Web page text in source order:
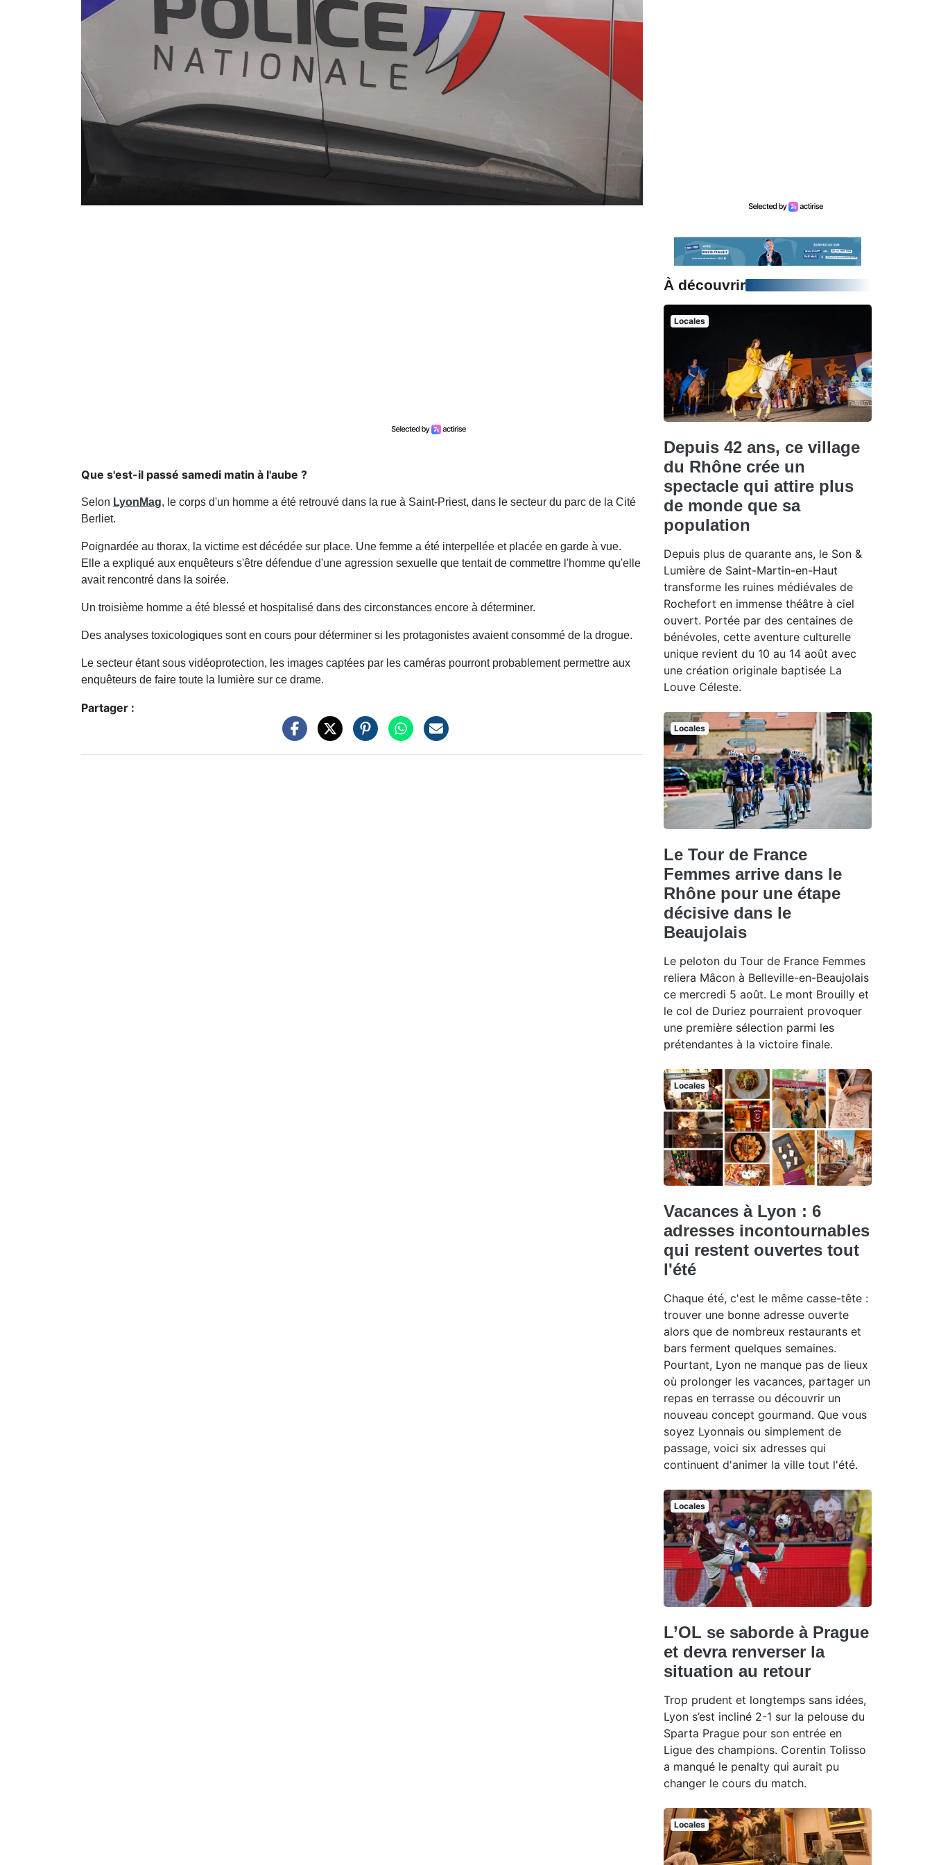
Que s'est-il passé samedi matin à l'aube ?
Selon LyonMag, le corps d'un homme a été retrouvé dans la rue à Saint-Priest, dans le secteur du parc de la Cité
Berliet.
Poignardée au thorax, la victime est décédée sur place. Une femme a été interpellée et placée en garde à vue.
Elle a expliqué aux enquêteurs s'être défendue d'une agression sexuelle que tentait de commettre l'homme qu'elle
avait rencontré dans la soirée.
Un troisième homme a été blessé et hospitalisé dans des circonstances encore à déterminer.
Des analyses toxicologiques sont en cours pour déterminer si les protagonistes avaient consommé de la drogue.
Le secteur étant sous vidéoprotection, les images captées par les caméras pourront probablement permettre aux
enquêteurs de faire toute la lumière sur ce drame.
Partager :
À découvrir
Locales
Depuis 42 ans, ce village
du Rhône crée un
spectacle qui attire plus
de monde que sa
population
Depuis plus de quarante ans, le Son &
Lumière de Saint-Martin-en-Haut
transforme les ruines médiévales de
Rochefort en immense théâtre à ciel
ouvert. Portée par des centaines de
bénévoles, cette aventure culturelle
unique revient du 10 au 14 août avec
une création originale baptisée La
Louve Céleste.
Locales
Le Tour de France
Femmes arrive dans le
Rhône pour une étape
décisive dans le
Beaujolais
Le peloton du Tour de France Femmes
reliera Mâcon à Belleville-en-Beaujolais
ce mercredi 5 août. Le mont Brouilly et
le col de Duriez pourraient provoquer
une première sélection parmi les
prétendantes à la victoire finale.
Locales
Vacances à Lyon : 6
adresses incontournables
qui restent ouvertes tout
l'été
Chaque été, c'est le même casse-tête :
trouver une bonne adresse ouverte
alors que de nombreux restaurants et
bars ferment quelques semaines.
Pourtant, Lyon ne manque pas de lieux
où prolonger les vacances, partager un
repas en terrasse ou découvrir un
nouveau concept gourmand. Que vous
soyez Lyonnais ou simplement de
passage, voici six adresses qui
continuent d'animer la ville tout l'été.
Locales
L’OL se saborde à Prague
et devra renverser la
situation au retour
Trop prudent et longtemps sans idées,
Lyon s’est incliné 2-1 sur la pelouse du
Sparta Prague pour son entrée en
Ligue des champions. Corentin Tolisso
a manqué le penalty qui aurait pu
changer le cours du match.
Locales